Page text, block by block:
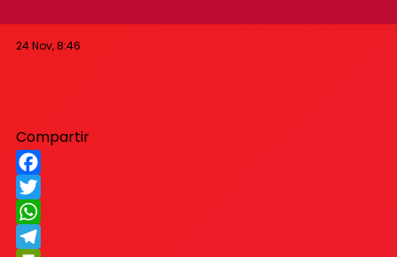
24 Nov, 8:46
Compartir
Facebook
Twitter
WhatsApp